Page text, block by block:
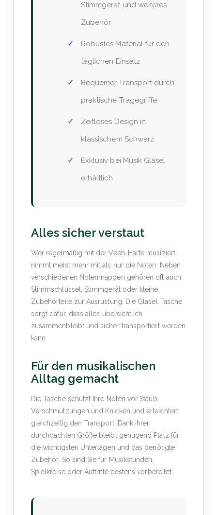
Stimmgerät und weiteres
Zubehör
Robustes Material für den
täglichen Einsatz
Bequemer Transport durch
praktische Tragegriffe
Zeitloses Design in
klassischem Schwarz
Exklusiv bei Musik Gläsel
erhältlich
Alles sicher verstaut
Wer regelmäßig mit der Veeh-Harfe musiziert,
nimmt meist mehr mit als nur die Noten. Neben
verschiedenen Notenmappen gehören oft auch
Stimmschlüssel, Stimmgerät oder kleine
Zubehörteile zur Ausrüstung. Die Gläsel Tasche
sorgt dafür, dass alles übersichtlich
zusammenbleibt und sicher transportiert werden
kann.
Für den musikalischen
Alltag gemacht
Die Tasche schützt Ihre Noten vor Staub,
Verschmutzungen und Knicken und erleichtert
gleichzeitig den Transport. Dank ihrer
durchdachten Größe bleibt genügend Platz für
die wichtigsten Unterlagen und das benötigte
Zubehör. So sind Sie für Musikstunden,
Spielkreise oder Auftritte bestens vorbereitet.